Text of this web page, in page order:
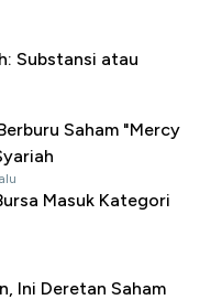
Substansi atau
Saham "Mercy
Masuk Kategori
Ini Deretan Saham